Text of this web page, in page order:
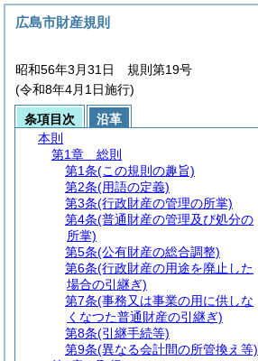
広島市財産規則
昭和56年3月31日 規則第19号
(令和8年4月1日施行)
条項目次
沿革
本則
第1章
総則
第1条(この規則の趣旨)
第2条(用語の定義)
第3条(行政財産の管理の所掌)
第4条(普通財産の管理及び処分の
所掌)
第5条(公有財産の総合調整)
第6条(行政財産の用途を廃止した
場合の引継ぎ)
第7条(事務又は事業の用に供しな
くなつた普通財産の引継ぎ)
第8条(引継手続等)
第9条(異なる会計間の所管換え等)